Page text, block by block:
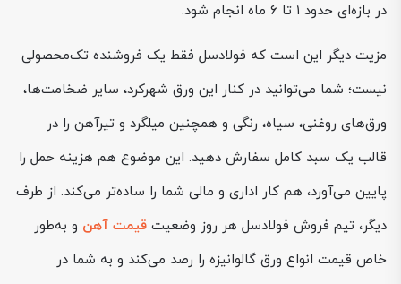
در بازه‌ای حدود ۱ تا ۶ ماه انجام شود.
مزیت دیگر این است که فولادسل فقط یک فروشنده تک‌محصولی
نیست؛ شما می‌توانید در کنار این ورق شهرکرد، سایر ضخامت‌ها،
ورق‌های روغنی، سیاه، رنگی و همچنین میلگرد و تیرآهن را در
قالب یک سبد کامل سفارش دهید. این موضوع هم هزینه حمل را
پایین می‌آورد، هم کار اداری و مالی شما را ساده‌تر می‌کند. از طرف
دیگر، تیم فروش فولادسل هر روز وضعیت قیمت آهن و به‌طور
خاص قیمت انواع ورق گالوانیزه را رصد می‌کند و به شما در